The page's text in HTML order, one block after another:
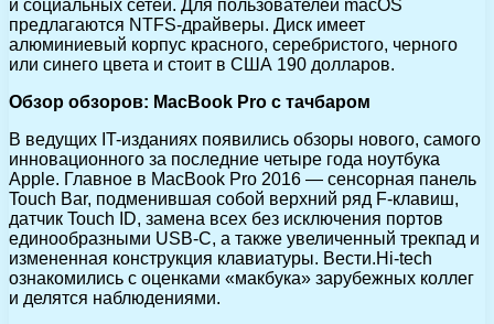
и социальных сетей. Для пользователей macOS
предлагаются NTFS-драйверы. Диск имеет
алюминиевый корпус красного, серебристого, черного
или синего цвета и стоит в США 190 долларов.
Обзор обзоров: MacBook Pro с тачбаром
В ведущих IT-изданиях появились обзоры нового, самого
инновационного за последние четыре года ноутбука
Apple. Главное в MacBook Pro 2016 — сенсорная панель
Touch Bar, подменившая собой верхний ряд F-клавиш,
датчик Touch ID, замена всех без исключения портов
единообразными USB-C, а также увеличенный трекпад и
измененная конструкция клавиатуры. Вести.Hi-tech
ознакомились с оценками «макбука» зарубежных коллег
и делятся наблюдениями.